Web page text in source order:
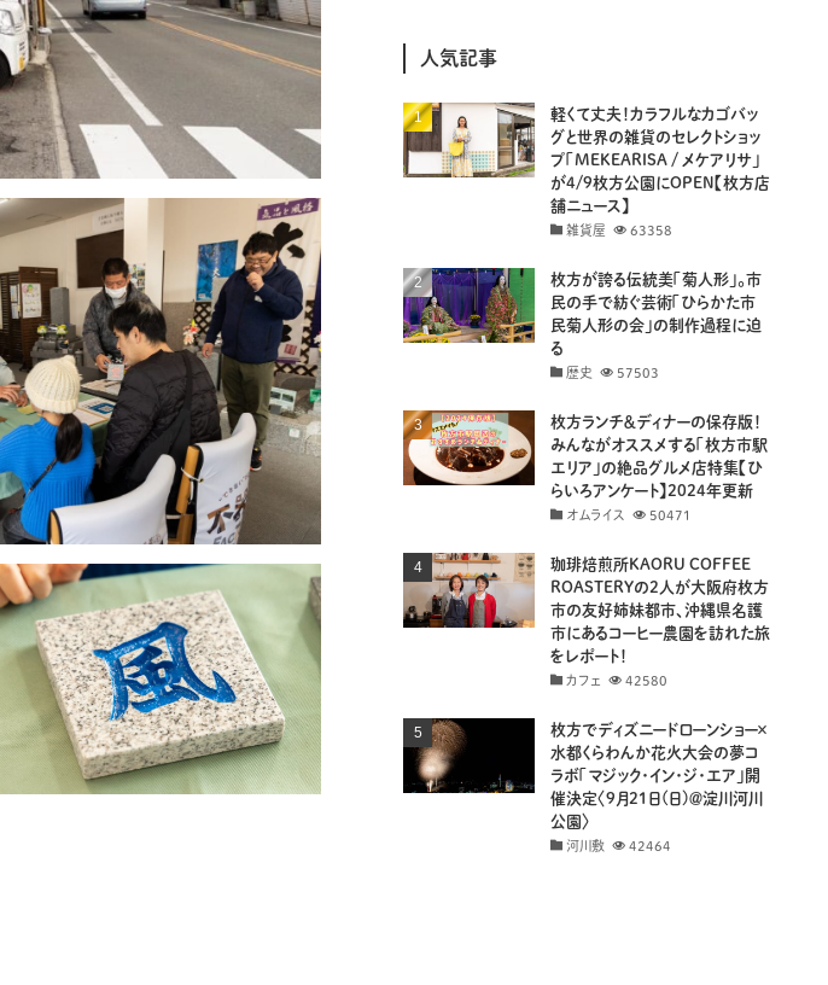
(26)
(8)
(8)
(29)
(18)
人気記事
軽くて丈夫！カラフルなカゴバッ
グと世界の雑貨のセレクトショッ
プ「MEKEARISA / メケアリサ」
が4/9枚方公園にOPEN【枚方店
舗ニュース】
雑貨屋 63358
枚方が誇る伝統美「菊人形」。市
民の手で紡ぐ芸術「ひらかた市
民菊人形の会」の制作過程に迫
る
歴史 57503
枚方ランチ＆ディナーの保存版！
みんながオススメする「枚方市駅
エリア」の絶品グルメ店特集【ひ
らいろアンケート】2024年更新
オムライス 50471
珈琲焙煎所KAORU COFFEE
ROASTERYの2人が大阪府枚方
市の友好姉妹都市、沖縄県名護
市にあるコーヒー農園を訪れた旅
をレポート！
カフェ 42580
枚方でディズニードローンショー×
水都くらわんか花火大会の夢コ
ラボ「マジック・イン・ジ・エア」開
催決定〈9月21日(日)＠淀川河川
公園〉
河川敷 42464